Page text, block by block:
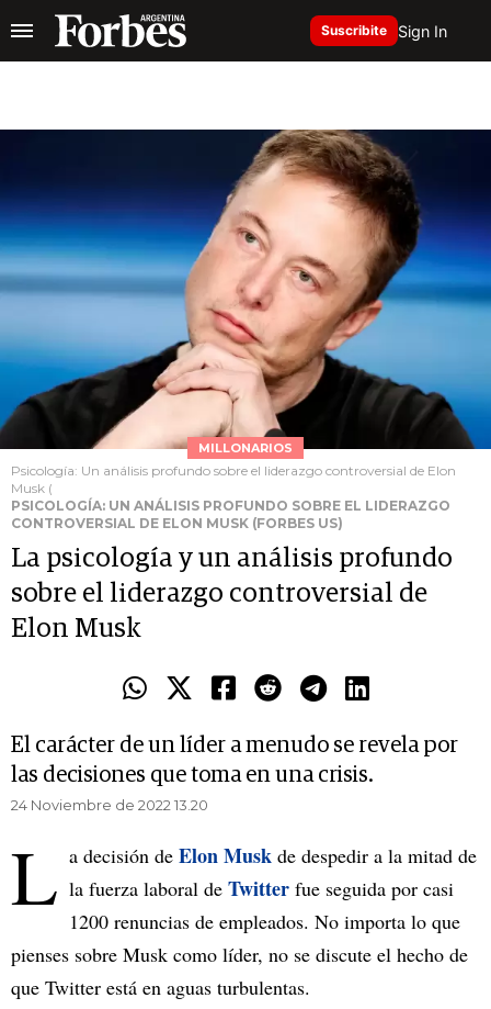
Suscribite Sign In
MILLONARIOS
Psicología: Un análisis profundo sobre el liderazgo controversial de Elon
Musk (
PSICOLOGÍA: UN ANÁLISIS PROFUNDO SOBRE EL LIDERAZGO
CONTROVERSIAL DE ELON MUSK (FORBES US)
La psicología y un análisis profundo
sobre el liderazgo controversial de
Elon Musk
El carácter de un líder a menudo se revela por
las decisiones que toma en una crisis.
24 Noviembre de 2022 13.20
L a decisión de Elon Musk de despedir a la mitad de
la fuerza laboral de Twitter fue seguida por casi
1200 renuncias de empleados. No importa lo que
pienses sobre Musk como líder, no se discute el hecho de
que Twitter está en aguas turbulentas.